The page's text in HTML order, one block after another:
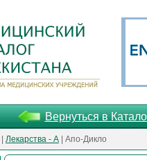
Вернуться в
Лекарства - А | Апо-Дикло